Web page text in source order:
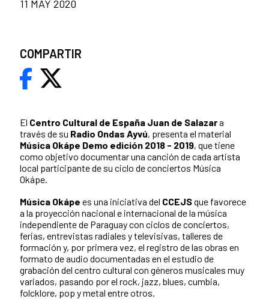
El Centro Cultural de España Juan de Salazara
través de su Radio Ondas Ayvú, presenta el material
Música Okápe Demo edición 2018 - 2019, que tiene
como objetivo documentar una canción de cada artista
local participante de su ciclo de conciertos Música
Okápe.
Música Okápe es una iniciativa del CCEJSque favorece
a la proyección nacional e internacional de la música
independiente de Paraguay con ciclos de conciertos,
ferias, entrevistas radiales y televisivas, talleres de
formación y, por primera vez, el registro de las obras en
formato de audio documentadas en el estudio de
grabación del centro cultural con géneros musicales muy
variados, pasando por el rock, jazz, blues, cumbia,
folcklore, pop y metal entre otros.
11 MAY 2020
COMPARTIR